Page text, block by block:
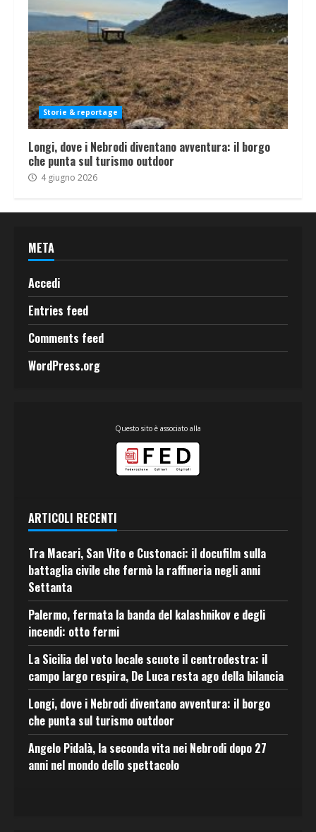
Storie & reportage
Longi, dove i Nebrodi diventano avventura: il borgo
che punta sul turismo outdoor
4 giugno 2026
META
Accedi
Entries feed
Comments feed
WordPress.org
Questo sito è associato alla
ARTICOLI RECENTI
Tra Macari, San Vito e Custonaci: il docufilm sulla
battaglia civile che fermò la raffineria negli anni
Settanta
Palermo, fermata la banda del kalashnikov e degli
incendi: otto fermi
La Sicilia del voto locale scuote il centrodestra: il
campo largo respira, De Luca resta ago della bilancia
Longi, dove i Nebrodi diventano avventura: il borgo
che punta sul turismo outdoor
Angelo Pidalà, la seconda vita nei Nebrodi dopo 27
anni nel mondo dello spettacolo